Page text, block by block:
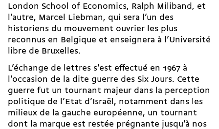
London School of Economics, Ralph Miliband, et
l’autre, Marcel Liebman, qui sera l’un des
historiens du mouvement ouvrier les plus
reconnus en Belgique et enseignera à l’Université
libre de Bruxelles.
L’échange de lettres s’est effectué en 1967 à
l’occasion de la dite guerre des Six Jours. Cette
guerre fut un tournant majeur dans la perception
politique de l’Etat d’Israël, notamment dans les
milieux de la gauche européenne, un tournant
dont la marque est restée prégnante jusqu’à nos